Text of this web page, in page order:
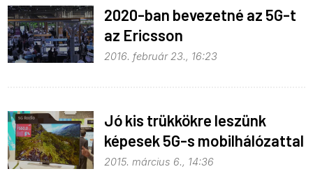
2020-ban bevezetné az 5G-t
az Ericsson
2016. február 23., 16:23
Jó kis trükkökre leszünk
képesek 5G-s mobilhálózattal
2015. március 6., 14:36